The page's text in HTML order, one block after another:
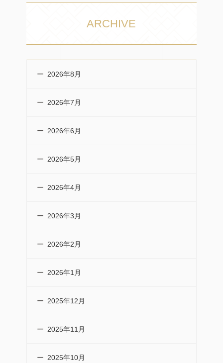
ARCHIVE
2026年8月
2026年7月
2026年6月
2026年5月
2026年4月
2026年3月
2026年2月
2026年1月
2025年12月
2025年11月
2025年10月